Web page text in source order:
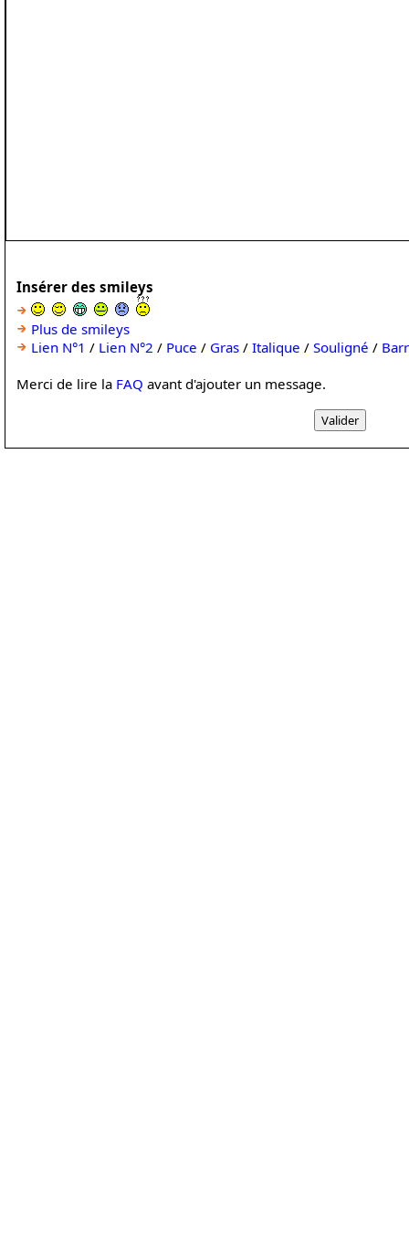
Insérer des smileys
Plus de smileys
Lien N°1 / Lien N°2 / Puce / Gras / Italique / Souligné /
Merci de lire la FAQ avant d'ajouter un message.